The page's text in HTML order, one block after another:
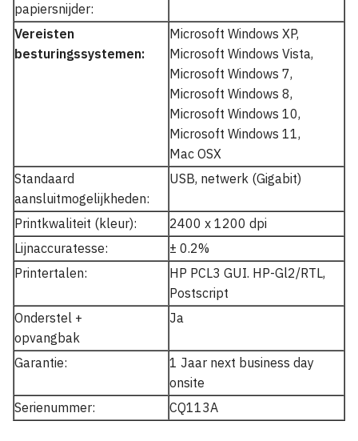
papiersnijder:
Vereisten
besturingssystemen:
Microsoft Windows XP,
Microsoft Windows Vista,
Microsoft Windows 7,
Microsoft Windows 8,
Microsoft Windows 10,
Microsoft Windows 11,
Mac OSX
Standaard
aansluitmogelijkheden:
USB, netwerk (Gigabit)
Printkwaliteit (kleur):
2400 x 1200 dpi
Lijnaccuratesse:
± 0.2%
Printertalen:
HP PCL3 GUI. HP-Gl2/RTL,
Postscript
Onderstel +
opvangbak
Ja
Garantie:
1 Jaar next business day
onsite
Serienummer:
CQ113A